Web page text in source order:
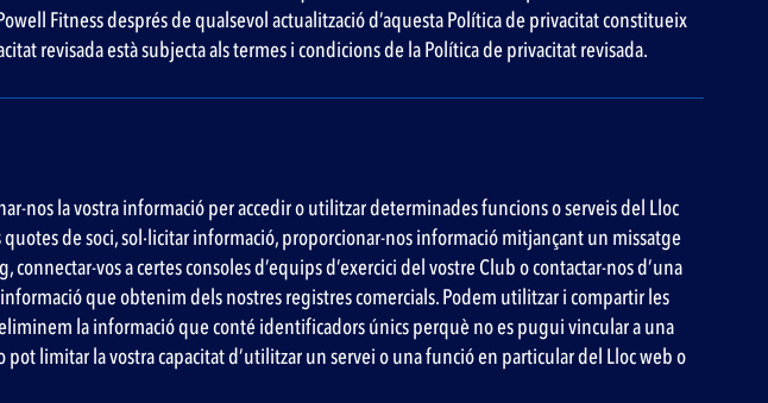
Fitness després de qualsevol actualització d’aquesta Política de privacitat constitueix
revisada està subjecta als termes i condicions de la Política de privacitat revisada.
nos la vostra informació per accedir o utilitzar determinades funcions o serveis del Lloc
de soci, sol·licitar informació, proporcionar-nos informació mitjançant un missatge
vos a certes consoles d’equips d’exercici del vostre Club o contactar-nos d’una
que obtenim dels nostres registres comercials. Podem utilitzar i compartir les
la informació que conté identificadors únics perquè no es pugui vincular a una
limitar la vostra capacitat d’utilitzar un servei o una funció en particular del Lloc web o